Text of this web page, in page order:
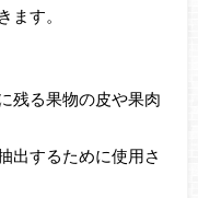
ます。
残る果物の皮や果肉
出するために使用さ